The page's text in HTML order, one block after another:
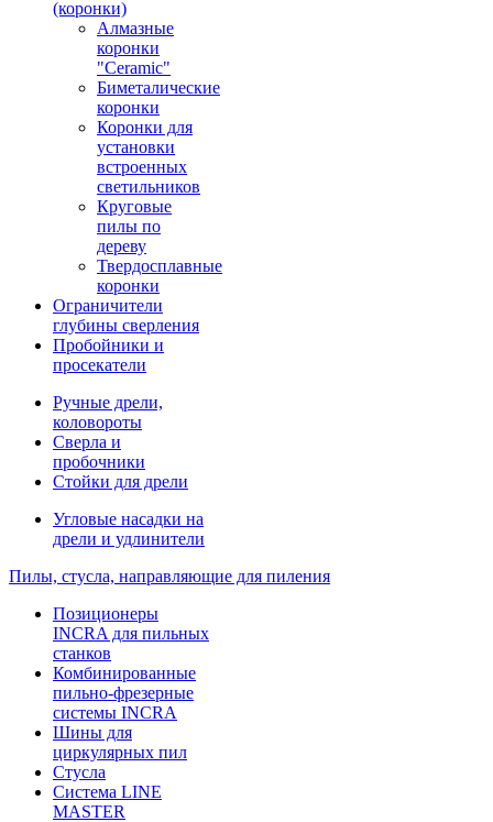
(коронки)
Алмазные
коронки
"Ceramic"
Биметалические
коронки
Коронки для
установки
встроенных
светильников
Круговые
пилы по
дереву
Твердосплавные
коронки
Ограничители
глубины сверления
Пробойники и
просекатели
Ручные дрели,
коловороты
Сверла и
пробочники
Стойки для дрели
Угловые насадки на
дрели и удлинители
Пилы, стусла, направляющие для пиления
Позиционеры
INCRA для пильных
станков
Комбинированные
пильно-фрезерные
системы INCRA
Шины для
циркулярных пил
Стусла
Система LINE
MASTER